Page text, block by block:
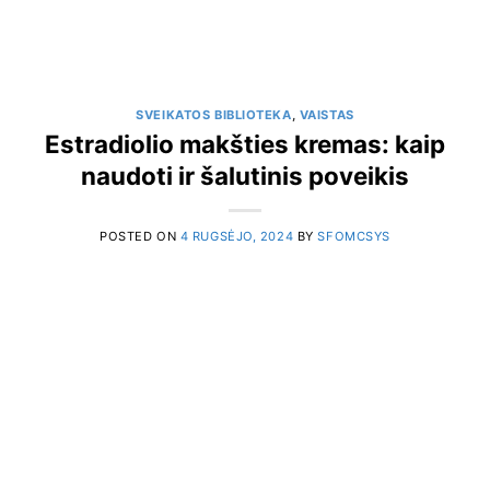
SVEIKATOS BIBLIOTEKA, VAISTAS
Estradiolio makšties kremas: kaip
naudoti ir šalutinis poveikis
POSTED ON 4 RUGSĖJO, 2024 BYSFOMCSYS